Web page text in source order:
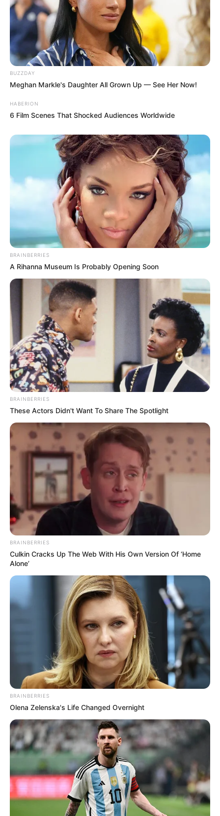
BUZZDAY
Meghan Markle's Daughter All Grown Up — See Her Now!
HABERION
6 Film Scenes That Shocked Audiences Worldwide
BRAINBERRIES
A Rihanna Museum Is Probably Opening Soon
BRAINBERRIES
These Actors Didn't Want To Share The Spotlight
BRAINBERRIES
Culkin Cracks Up The Web With His Own Version Of ‘Home
Alone’
BRAINBERRIES
Olena Zelenska's Life Changed Overnight